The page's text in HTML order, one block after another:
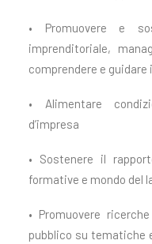
• Promuovere e
imprenditoriale,
comprendere e
• Alimentare
d’impresa
• Sostenere il
formative e mondo del
• Promuovere
pubblico su tematiche